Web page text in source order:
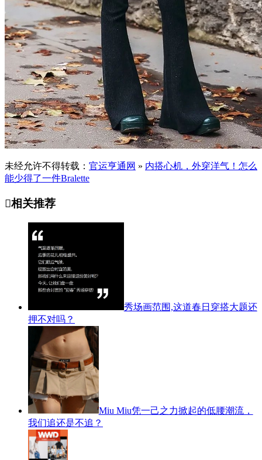
未经允许不得转载： 官运亨通网 » 内搭心机，外穿洋气！怎么
能少得了一件Bralette
相关推荐
秀场画范围,这道春日穿搭大题还
押不对吗？
Miu Miu凭一己之力掀起的低腰潮流，
我们追还是不追？